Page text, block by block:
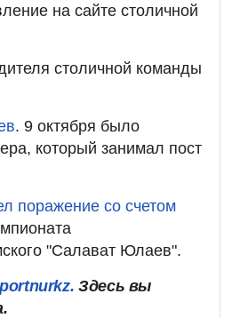
на сайте столичной
столичной команды
. 9 октября было
который занимал пост
поражение со счетом
"Салават Юлаев".
Здесь вы